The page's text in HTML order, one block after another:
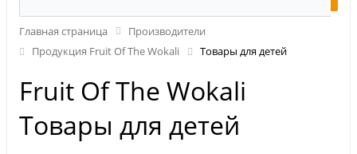
Главная страница
Производители
Продукция Fruit Of The Wokali
Товары для детей
Fruit Of The Wokali
Товары для детей